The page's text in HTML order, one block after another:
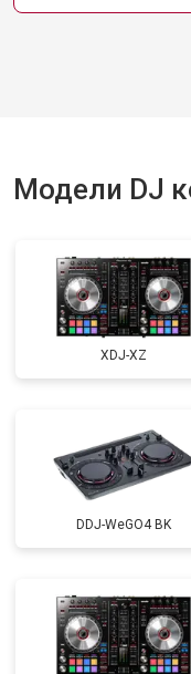
Модели DJ
XDJ-XZ
DDJ-WeGO4 BK